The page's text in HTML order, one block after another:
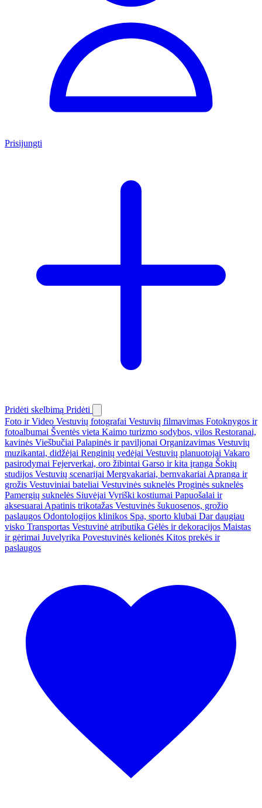
Prisijungti
Pridėti skelbimą Pridėti
Foto ir Video Vestuvių fotografai Vestuvių filmavimas Fotoknygos ir
fotoalbumai Šventės vieta Kaimo turizmo sodybos, vilos Restoranai,
kavinės Viešbučiai Palapinės ir paviljonai Organizavimas Vestuvių
muzikantai, didžėjai Renginių vedėjai Vestuvių planuotojai Vakaro
pasirodymai Fejerverkai, oro žibintai Garso ir kita įranga Šokių
studijos Vestuvių scenarijai Mergvakariai, bernvakariai Apranga ir
grožis Vestuviniai bateliai Vestuvinės suknelės Proginės suknelės
Pamergių suknelės Siuvėjai Vyriški kostiumai Papuošalai ir
aksesuarai Apatinis trikotažas Vestuvinės šukuosenos, grožio
paslaugos Odontologijos klinikos Spa, sporto klubai Dar daugiau
visko Transportas Vestuvinė atributika Gėlės ir dekoracijos Maistas
ir gėrimai Juvelyrika Povestuvinės kelionės Kitos prekės ir
paslaugos